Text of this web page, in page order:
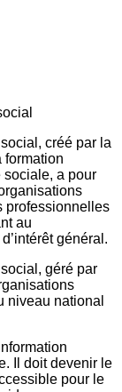
créé par la
formation
sociale, a pour
professionnelles
au
général.
géré par
niveau national
Il doit devenir le
pour le